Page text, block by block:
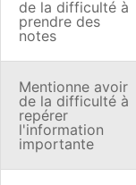
de la difficulté à
prendre des
notes
Mentionne avoir
de la difficulté à
repérer
l'information
importante